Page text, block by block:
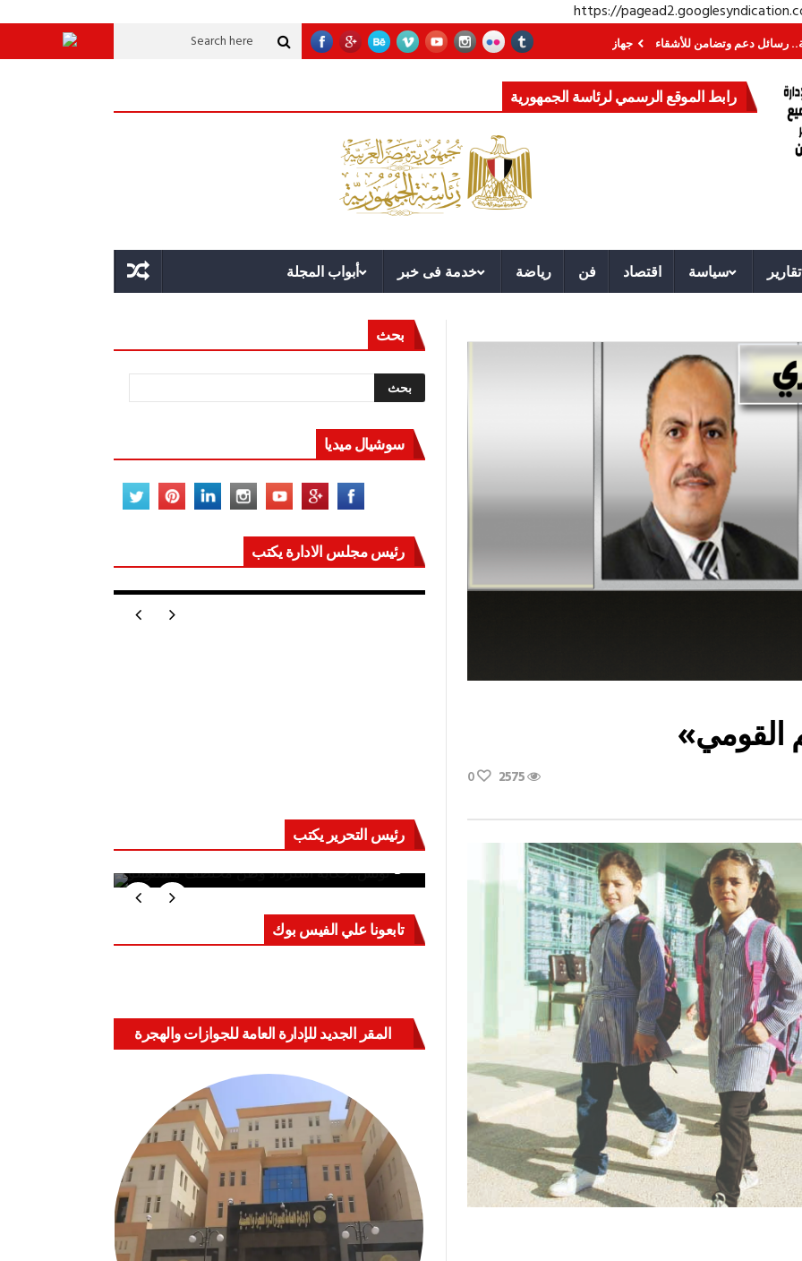
https://
للأشقاء جهاز مستقبل مصر نموذجا.. لماذا تُنشئ الدول كيانات تنموية عملاقة؟ قوة الدولة.. عندما يصبح التخطيط خط الدفاع الأول القيادة
رابط الموقع الرسمي لرئاسة الجمهورية
تقارير سياسة اقتصاد فن رياضة خدمة فى خبر أبواب المجلة
القومي»
2575
0
بحث
سوشيال ميديا
رئيس مجلس الادارة يكتب
مصر تعيد للعالم اتزانه أكتوبر «النصر» و«المجلة»
رئيس التحرير يكتب
حرب على العقول.. حادثة دمياط تكشف
كيف تحمي مصر ثرواتها في الجنوب؟
معركة لا تُرى.. وحراس لا ينامون
تابعونا علي الفيس بوك
المقر الجديد للإدارة العامة للجوازات والهجرة